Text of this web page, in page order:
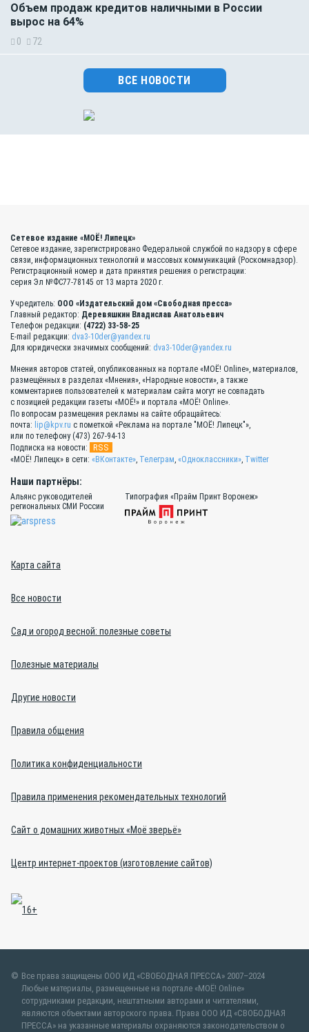
Объем продаж кредитов наличными в России
вырос на 64%
0 72
ВСЕ НОВОСТИ
Сетевое издание «МОЁ! Липецк»
Сетевое издание, зарегистрировано Федеральной службой по надзору в сфере
связи, информационных технологий и массовых коммуникаций (Роскомнадзор).
Регистрационный номер и дата принятия решения о регистрации:
серия Эл №ФС77-78145 от 13 марта 2020 г.
Учредитель: ООО «Издательский дом «Свободная пресса»
Главный редактор: Деревяшкин Владислав Анатольевич
Телефон редакции: (4722) 33-58-25
E-mail редакции: dva3-10der@yandex.ru
Для юридически значимых сообщений: dva3-10der@yandex.ru
Мнения авторов статей, опубликованных на портале «МОЁ! Online», материалов,
размещённых в разделах «Мнения», «Народные новости», а также
комментариев пользователей к материалам сайта могут не совпадать
с позицией редакции газеты «МОЁ!» и портала «МОЁ! Online».
По вопросам размещения рекламы на сайте обращайтесь:
почта: lip@kpv.ru с пометкой «Реклама на портале "МОЁ! Липецк"»,
или по телефону (473) 267-94-13
Подписка на новости:
RSS
«МОЁ! Липецк» в сети: «ВКонтакте» Телеграм «Одноклассники» Twitter
Наши партнёры:
Альянс руководителей
региональных СМИ России
Типография «Прайм Принт Воронеж»
Карта сайта
Все новости
Сад и огород весной: полезные советы
Полезные материалы
Другие новости
Правила общения
Политика конфиденциальности
Правила применения рекомендательных технологий
Сайт о домашних животных «Моё зверьё»
Центр интернет-проектов (изготовление сайтов)
Все права защищены ООО ИД «СВОБОДНАЯ ПРЕССА» 2007–2024
Любые материалы, размещенные на портале «МОЁ! Online»
сотрудниками редакции, нештатными авторами и читателями,
являются объектами авторского права. Права ООО ИД «СВОБОДНАЯ
ПРЕССА» на указанные материалы охраняются законодательством о